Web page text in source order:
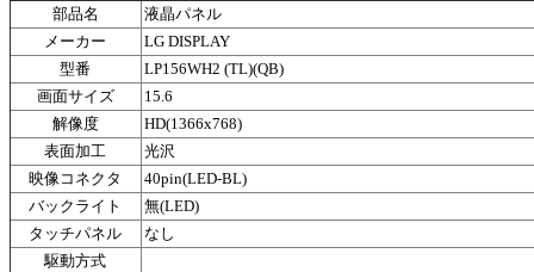
部品名
液晶パネル
メーカー
LG DISPLAY
型番
LP156WH2 (TL)(QB)
画面サイズ
15.6
解像度
HD(1366x768)
表面加工
光沢
映像コネクタ
40pin(LED-BL)
バックライト
無(LED)
タッチパネル
なし
駆動方式